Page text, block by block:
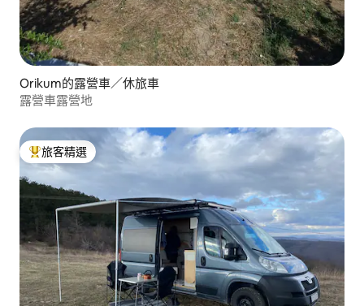
Orikum的露營車／休旅車
露營車露營地
旅客精選榜首
旅客精選